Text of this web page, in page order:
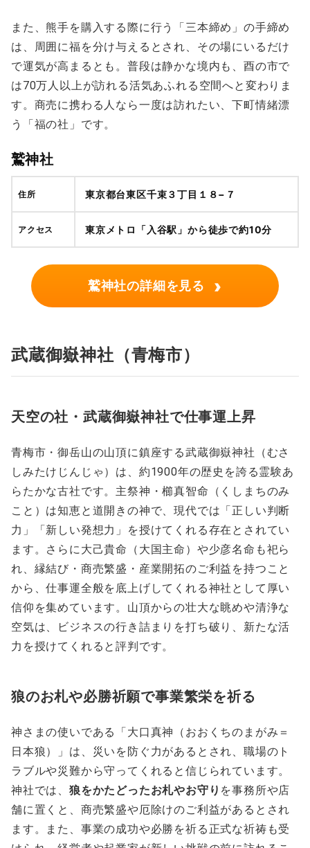
また、熊手を購入する際に行う「三本締め」の手締め
は、周囲に福を分け与えるとされ、その場にいるだけ
で運気が高まるとも。普段は静かな境内も、酉の市で
は70万人以上が訪れる活気あふれる空間へと変わりま
す。商売に携わる人なら一度は訪れたい、下町情緒漂
う「福の社」です。
鷲神社
住所 東京都台東区千束３丁目１８−７
アクセス 東京メトロ「入谷駅」から徒歩で約10分
鷲神社の詳細を見る ›
武蔵御嶽神社（青梅市）
天空の社・武蔵御嶽神社で仕事運上昇
青梅市・御岳山の山頂に鎮座する武蔵御嶽神社（むさ
しみたけじんじゃ）は、約1900年の歴史を誇る霊験あ
らたかな古社です。主祭神・櫛真智命（くしまちのみ
こと）は知恵と道開きの神で、現代では「正しい判断
力」「新しい発想力」を授けてくれる存在とされてい
ます。さらに大己貴命（大国主命）や少彦名命も祀ら
れ、縁結び・商売繁盛・産業開拓のご利益を持つこと
から、仕事運全般を底上げしてくれる神社として厚い
信仰を集めています。山頂からの壮大な眺めや清浄な
空気は、ビジネスの行き詰まりを打ち破り、新たな活
力を授けてくれると評判です。
狼のお札や必勝祈願で事業繁栄を祈る
神さまの使いである「大口真神（おおくちのまがみ＝
日本狼）」は、災いを防ぐ力があるとされ、職場のト
ラブルや災難から守ってくれると信じられています。
神社では、 狼をかたどったお札やお守り を事務所や店
舗に置くと、商売繁盛や厄除けのご利益があるとされ
ます。また、事業の成功や必勝を祈る正式な祈祷も受